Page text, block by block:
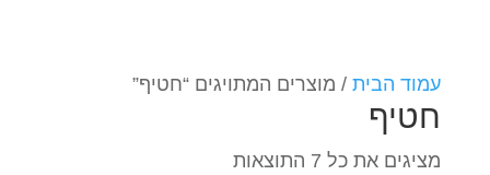
עמוד הבית/ מוצרים המתויגים “חטיף”
חטיף
מציגים את כל ⁦7⁩ התוצאות